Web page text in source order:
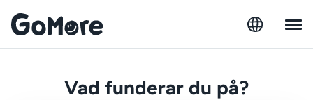
Vad funderar du på?